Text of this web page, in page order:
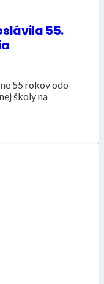
55.
55 rokov odo
školy na